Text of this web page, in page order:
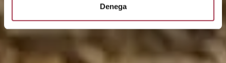
Denega